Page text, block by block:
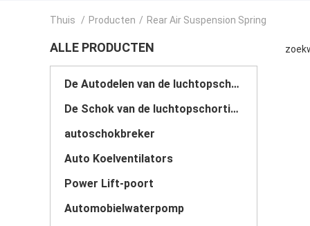
Thuis / Producten / Rear Air Suspension Spring
ALLE PRODUCTEN
De Autodelen van de luchtopschorting
De Schok van de luchtopschorting
autoschokbreker
Auto Koelventilators
Power Lift-poort
Automobielwaterpomp